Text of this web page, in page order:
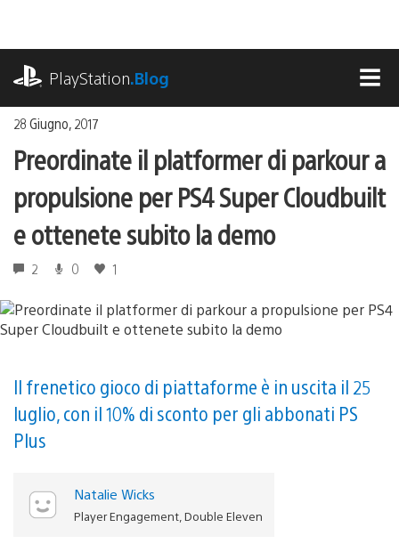
contenuto
PlayStation.Blog
28 Giugno, 2017
Preordinate il platformer di parkour a
propulsione per PS4 Super Cloudbuilt
e ottenete subito la demo
2 0 1
Il frenetico gioco di piattaforme è in uscita il 25
luglio, con il 10% di sconto per gli abbonati PS
Plus
Natalie Wicks
Player Engagement, Double Eleven